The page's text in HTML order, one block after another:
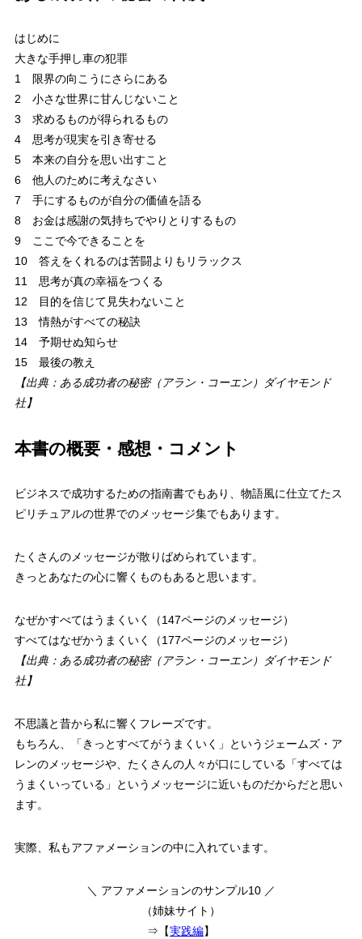
はじめに
大きな手押し車の犯罪
1 限界の向こうにさらにある
2 小さな世界に甘んじないこと
3 求めるものが得られるもの
4 思考が現実を引き寄せる
5 本来の自分を思い出すこと
6 他人のために考えなさい
7 手にするものが自分の価値を語る
8 お金は感謝の気持ちでやりとりするもの
9 ここで今できることを
10 答えをくれるのは苦闘よりもリラックス
11 思考が真の幸福をつくる
12 目的を信じて見失わないこと
13 情熱がすべての秘訣
14 予期せぬ知らせ
15 最後の教え
【出典：ある成功者の秘密（アラン・コーエン）ダイヤモンド
社】
本書の概要・感想・コメント
ビジネスで成功するための指南書でもあり、物語風に仕立てたス
ピリチュアルの世界でのメッセージ集でもあります。
たくさんのメッセージが散りばめられています。
きっとあなたの心に響くものもあると思います。
なぜかすべてはうまくいく（147ページのメッセージ）
すべてはなぜかうまくいく（177ページのメッセージ）
【出典：ある成功者の秘密（アラン・コーエン）ダイヤモンド
社】
不思議と昔から私に響くフレーズです。
もちろん、「きっとすべてがうまくいく」というジェームズ・ア
レンのメッセージや、たくさんの人々が口にしている「すべては
うまくいっている」というメッセージに近いものだからだと思い
ます。
実際、私もアファメーションの中に入れています。
＼ アファメーションのサンプル10 ／
（姉妹サイト）
⇒【実践編】